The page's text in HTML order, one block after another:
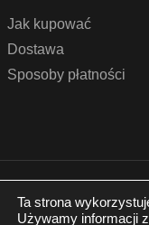
Jak kupować
Dostawa
Sposoby płatności
© 2022 by
Ta strona
Używamy informacji